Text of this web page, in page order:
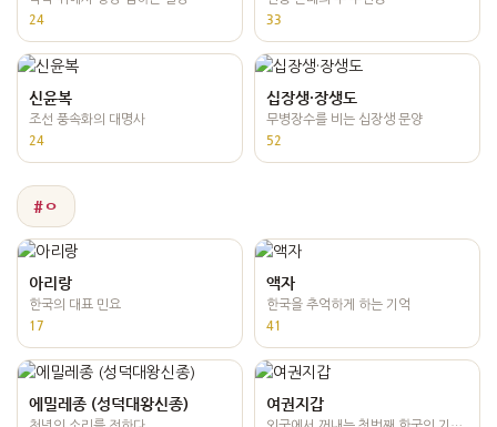
24 33
신윤복
조선 풍속화의 대명사
24
십장생·장생도
무병장수를 비는 십장생 문양
52
#ㅇ
아리랑
한국의 대표 민요
17
액자
한국을 추억하게 하는 기억
41
에밀레종 (성덕대왕신종) 여권지갑